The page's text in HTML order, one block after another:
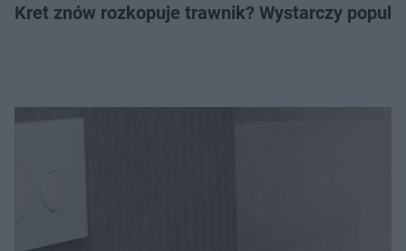
Kret znów rozkopuje trawnik? Wystarczy